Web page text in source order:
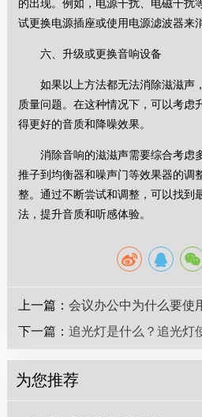
的出现。例如，电源干扰、电磁干扰
试更换电源插座或使用电源滤波器来
六、升级或更换音响设备
如果以上方法都无法消除滋滋声
质量问题。在这种情况下，可以考虑
得更好的音质和降噪效果。
消除音响的滋滋声需要综合考虑
推子到均衡器和噪声门等效果器的调
整。通过不断尝试和调整，可以找到
法，提升音质和听感体验。
上一篇：会议办公中为什么要使
下一篇：追光灯是什么？追光灯
为您推荐